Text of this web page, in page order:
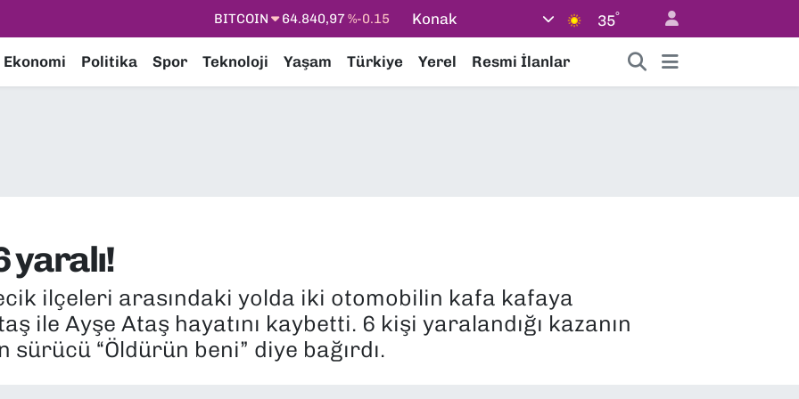
DOLAR 47,7436%0.18
STERLİN
64,4811%0.38
Konak 35°
Ekonomi Politika Spor Teknoloji Yaşam Türkiye Yerel Resmi İlanlar
yaralı!
ilçeleri arasındaki yolda iki otomobilin kafa kafaya
ile Ayşe Ataş hayatını kaybetti. 6 kişi yaralandığı kazanın
sürücü “Öldürün beni” diye bağırdı.